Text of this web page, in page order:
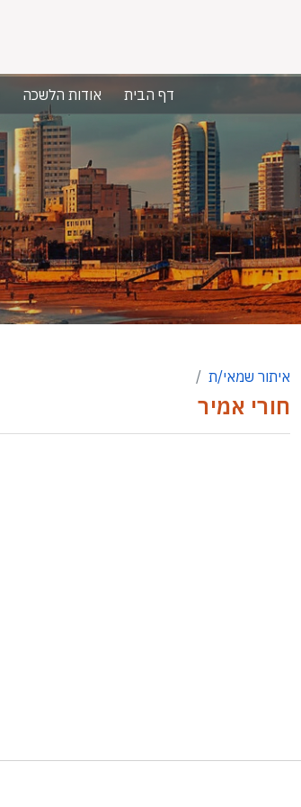
דף הבית אודות הלשכה
איתור שמאי/ת
חורי אמיר